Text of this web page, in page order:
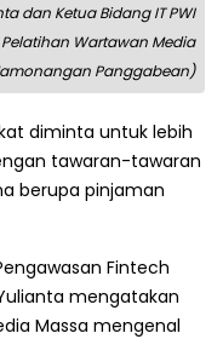
dan Ketua Bidang IT PWI
Wartawan Media
Panggabean)
diminta untuk lebih
tawaran-tawaran
berupa pinjaman
Fintech
mengatakan
Massa mengenal